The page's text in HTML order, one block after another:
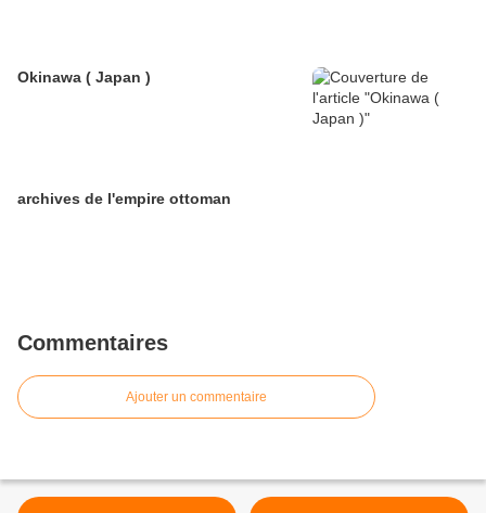
Okinawa ( Japan )
archives de l'empire ottoman
Commentaires
Ajouter un commentaire